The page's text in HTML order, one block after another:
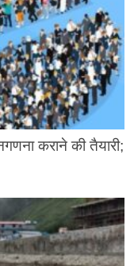
कराने की तैयारी;